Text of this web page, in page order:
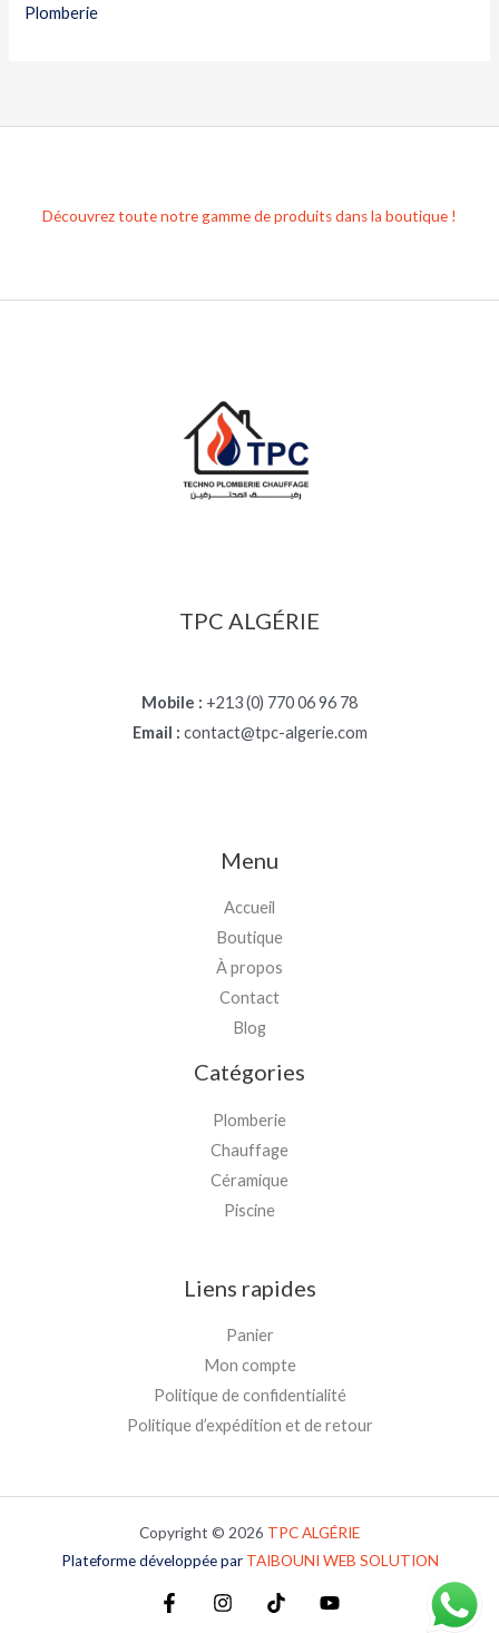
Plomberie
Découvrez toute notre gamme de produits dans la boutique !
TPC ALGÉRIE
Mobile : +213 (0) 770 06 96 78
Email : contact@tpc-algerie.com
Menu
Accueil
Boutique
À propos
Contact
Blog
Catégories
Plomberie
Chauffage
Céramique
Piscine
Liens rapides
Panier
Mon compte
Politique de confidentialité
Politique d’expédition et de retour
Copyright © 2026 TPCALGÉRIE
Plateforme développée par TAIBOUNI WEB SOLUTION
TAIBOUNI WEB SOLUTION
Plateforme développée par
TAIBOUNI WEB SOLUTION